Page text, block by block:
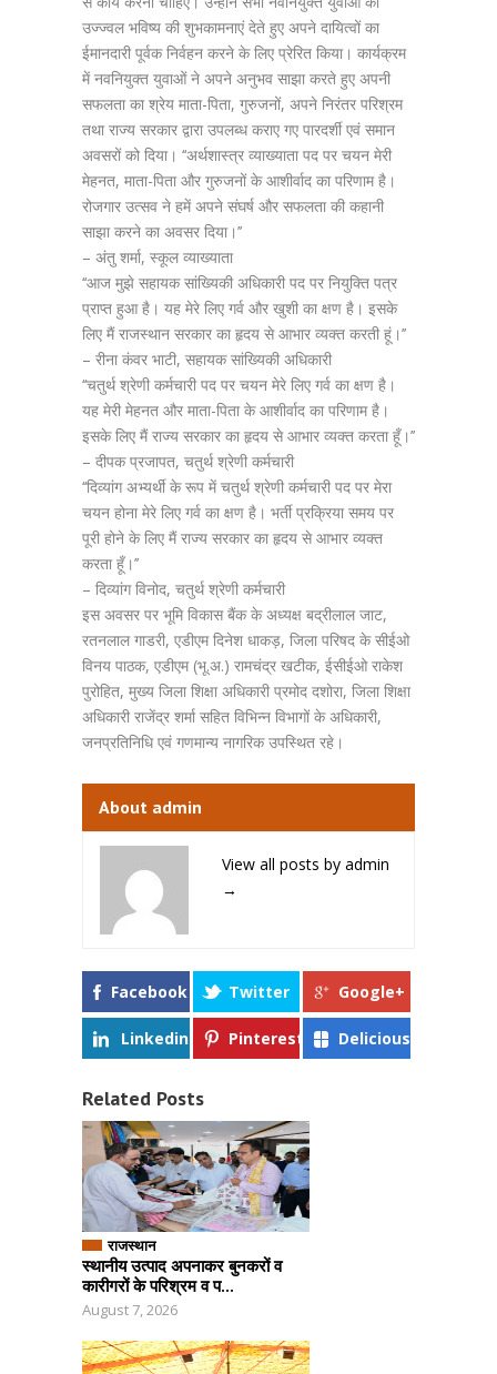
उज्ज्वल भविष्य की शुभकामनाएं देते हुए अपने दायित्वों का
ईमानदारी पूर्वक निर्वहन करने के लिए प्रेरित किया। कार्यक्रम
में नवनियुक्त युवाओं ने अपने अनुभव साझा करते हुए अपनी
सफलता का श्रेय माता-पिता, गुरुजनों, अपने निरंतर परिश्रम
तथा राज्य सरकार द्वारा उपलब्ध कराए गए पारदर्शी एवं समान
अवसरों को दिया। ‘‘अर्थशास्त्र व्याख्याता पद पर चयन मेरी
मेहनत, माता-पिता और गुरुजनों के आशीर्वाद का परिणाम है।
रोजगार उत्सव ने हमें अपने संघर्ष और सफलता की कहानी
साझा करने का अवसर दिया।’’
– अंतु शर्मा, स्कूल व्याख्याता
‘‘आज मुझे सहायक सांख्यिकी अधिकारी पद पर नियुक्ति पत्र
प्राप्त हुआ है। यह मेरे लिए गर्व और खुशी का क्षण है। इसके
लिए मैं राजस्थान सरकार का हृदय से आभार व्यक्त करती हूं।’’
– रीना कंवर भाटी, सहायक सांख्यिकी अधिकारी
‘‘चतुर्थ श्रेणी कर्मचारी पद पर चयन मेरे लिए गर्व का क्षण है।
यह मेरी मेहनत और माता-पिता के आशीर्वाद का परिणाम है।
इसके लिए मैं राज्य सरकार का हृदय से आभार व्यक्त करता हूँ।’’
– दीपक प्रजापत, चतुर्थ श्रेणी कर्मचारी
‘‘दिव्यांग अभ्यर्थी के रूप में चतुर्थ श्रेणी कर्मचारी पद पर मेरा
चयन होना मेरे लिए गर्व का क्षण है। भर्ती प्रक्रिया समय पर
पूरी होने के लिए मैं राज्य सरकार का हृदय से आभार व्यक्त
करता हूँ।’’
– दिव्यांग विनोद, चतुर्थ श्रेणी कर्मचारी
इस अवसर पर भूमि विकास बैंक के अध्यक्ष बद्रीलाल जाट,
रतनलाल गाडरी, एडीएम दिनेश धाकड़, जिला परिषद के सीईओ
विनय पाठक, एडीएम (भू.अ.) रामचंद्र खटीक, ईसीईओ राकेश
पुरोहित, मुख्य जिला शिक्षा अधिकारी प्रमोद दशोरा, जिला शिक्षा
अधिकारी राजेंद्र शर्मा सहित विभिन्न विभागों के अधिकारी,
जनप्रतिनिधि एवं गणमान्य नागरिक उपस्थित रहे।
About admin
View all posts by admin
→
Facebook Twitter Google+
Linkedin Pinterest Delicious
Related Posts
राजस्थान
स्थानीय उत्पाद अपनाकर बुनकरों व
कारीगरों के परिश्रम व प...
August 7, 2026